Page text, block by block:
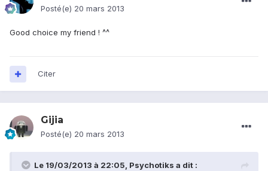
Posté(e) 20 mars 2013
Good choice my friend ! ^^
Citer
Gijia
Posté(e) 20 mars 2013
Le 19/03/2013 à 22:05, Psychotiks a dit :